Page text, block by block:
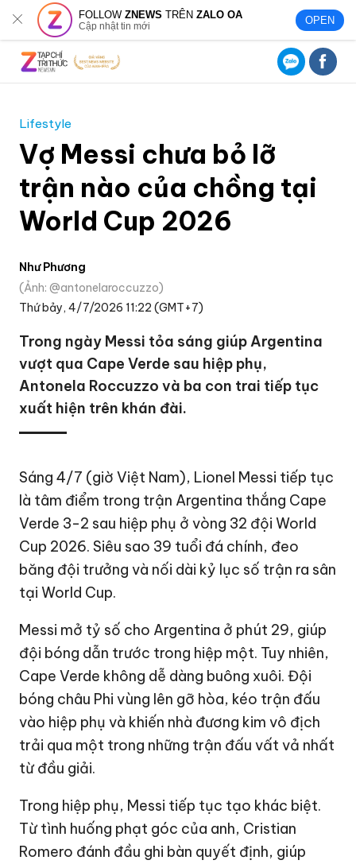
FOLLOWZNEWS TRÊNZALO OA
Cập nhật tin mới OPEN
Lifestyle
Vợ Messi chưa bỏ lỡ
trận nào của chồng tại
World Cup 2026
Như Phương
Ảnh: @antonelaroccuzzo
Thứ bảy, 4/7/2026 11:22 (GMT+7)
Trong ngày Messi tỏa sáng giúp Argentina
vượt qua Cape Verde sau hiệp phụ,
Antonela Roccuzzo và ba con trai tiếp tục
xuất hiện trên khán đài.
Sáng 4/7 (giờ Việt Nam), Lionel Messi tiếp tục
là tâm điểm trong trận Argentina thắng Cape
Verde 3-2 sau hiệp phụ ở vòng 32 đội World
Cup 2026. Siêu sao 39 tuổi đá chính, đeo
băng đội trưởng và nối dài kỷ lục số trận ra sân
tại World Cup.
Messi mở tỷ số cho Argentina ở phút 29, giúp
đội bóng dẫn trước trong hiệp một. Tuy nhiên,
Cape Verde không dễ dàng buông xuôi. Đội
bóng châu Phi vùng lên gỡ hòa, kéo trận đấu
vào hiệp phụ và khiến nhà đương kim vô địch
trải qua một trong những trận đấu vất vả nhất
từ đầu giải.
Trong hiệp phụ, Messi tiếp tục tạo khác biệt.
Từ tình huống phạt góc của anh, Cristian
Romero đánh đầu ghi bàn quyết định, giúp